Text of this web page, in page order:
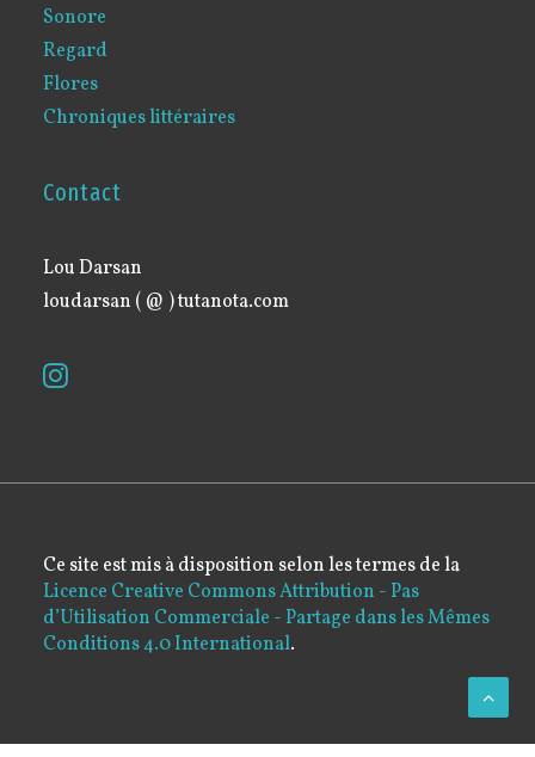
Sonore
Regard
Flores
Chroniques littéraires
Contact
Lou Darsan
loudarsan ( @ ) tutanota.com
Ce site est mis à disposition selon les termes de la
Licence Creative Commons Attribution - Pas
d’Utilisation Commerciale - Partage dans les Mêmes
Conditions 4.0 International.